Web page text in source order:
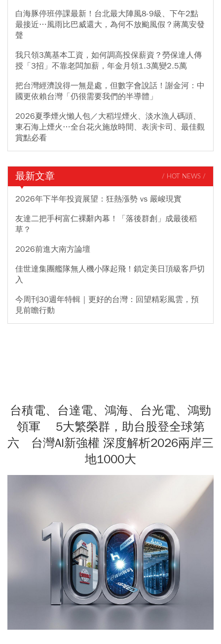
白海豚停班停課最新！台北最大陣風8-9級、下午2點
最接近…風雨比巴威還大，為何不放颱風假？蔣萬安發
聲
我只領3萬基本工資，如何調高投保薪資？勞保達人傳
授「3招」不靠老闆加薪，年金月領1.3萬變2.5萬
把台灣經濟說得一無是處，但數字會說話！謝金河：中
國更依賴台灣「仍很需要我們的半導體」
2026夏季煙火懶人包／大稻埕煙火、淡水漁人碼頭、
東石海上煙火…全台花火施放時間、表演卡司、最佳觀
賞點必看
最新文章 / HOT NEWS /
2026年下半年投資展望：狂熱漲勢 vs 嚴峻現實
友達二把手柯富仁裸辭內幕！「落後群創」成最後稻
草？
2026前進大南方論壇
佳世達集團艦隊無人機小隊起飛！鎖定美日頂級客戶切
入
今周刊30週年特輯｜更好的台灣：回望精彩風雲，預
見前瞻行動
台積電、台達電、鴻海、台光電、鴻勁
領軍 5大繁榮群，助台股登全球第
六 台灣AI新強權 深度解析2026兩岸三
地1000大